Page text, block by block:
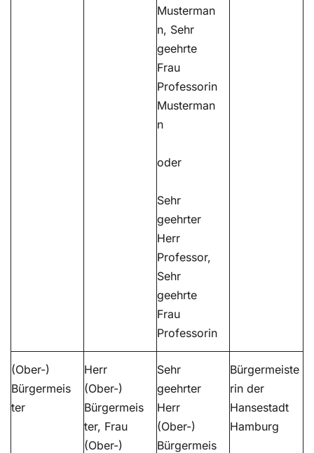
Musterman
n, Sehr
geehrte
Frau
Professorin
Musterman
n
oder
Sehr
geehrter
Herr
Professor,
Sehr
geehrte
Frau
Professorin
(Ober-)
Bürgermeis
ter
Herr
(Ober-)
Bürgermeis
ter, Frau
(Ober-)
Sehr
geehrter
Herr
(Ober-)
Bürgermeis
Bürgermeiste
rin der
Hansestadt
Hamburg